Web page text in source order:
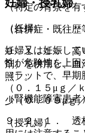
妊婦・授乳婦
（妊婦）
妊婦又は妊娠して
性が危険性を上回
（ラットで、早
（０．１５μｇ／
少（０．０９μｇ
（授乳婦）
（特定の背景を有
（合併症・既往歴
９．１．１． 高
剤）を併用し、血
照〕。
（腎機能障害患者
９．２．１． 透